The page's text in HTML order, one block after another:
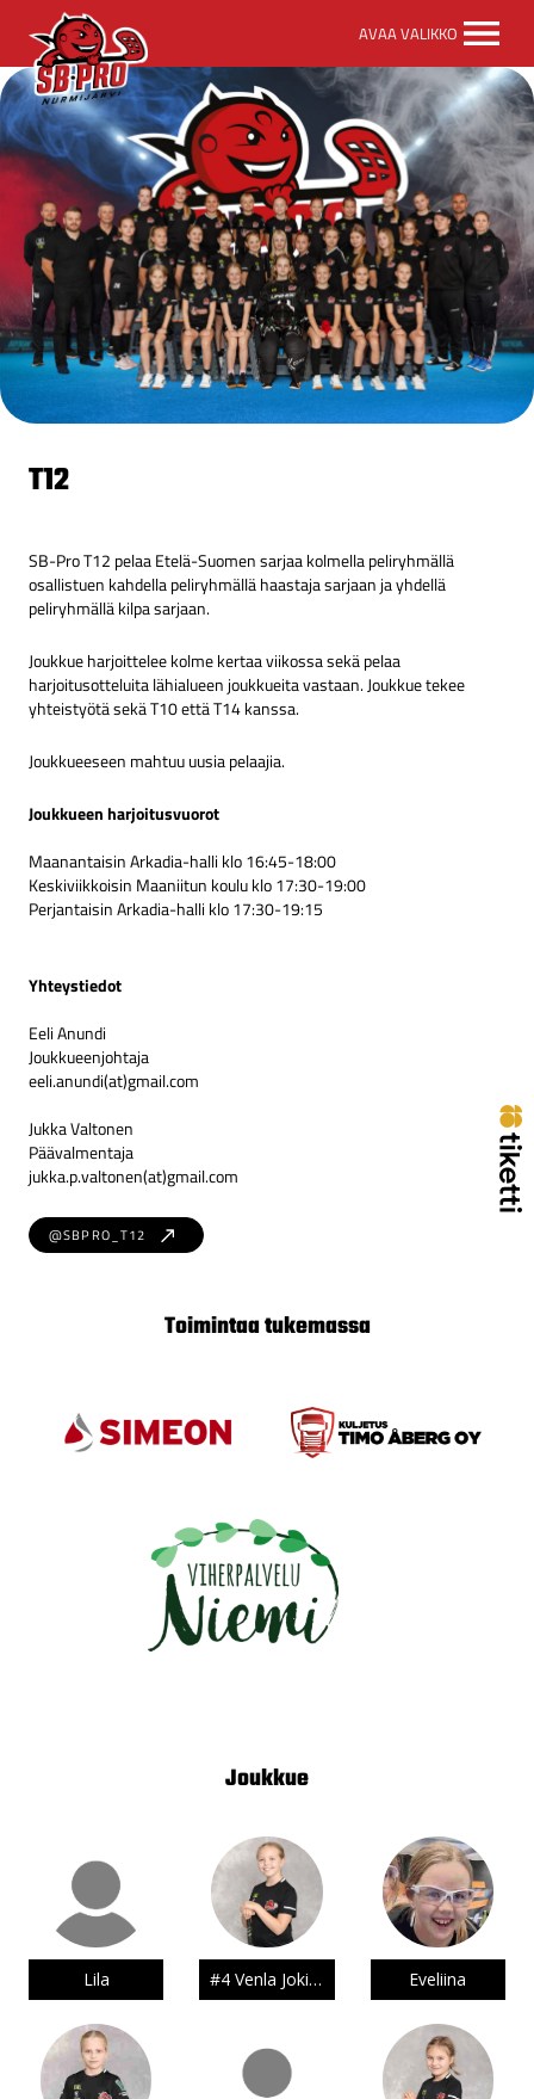
Pro
etusivulle
AVAA VALIKKO
T12
SB-Pro T12 pelaa Etelä-Suomen sarjaa kolmella peliryhmällä
osallistuen kahdella peliryhmällä haastaja sarjaan ja yhdellä
peliryhmällä kilpa sarjaan.
Joukkue harjoittelee kolme kertaa viikossa sekä pelaa
harjoitusotteluita lähialueen joukkueita vastaan. Joukkue tekee
yhteistyötä sekä T10 että T14 kanssa.
Joukkueeseen mahtuu uusia pelaajia.
Joukkueen harjoitusvuorot
Maanantaisin Arkadia-halli klo 16:45-18:00
Keskiviikkoisin Maaniitun koulu klo 17:30-19:00
Perjantaisin Arkadia-halli klo 17:30-19:15
Yhteystiedot
Eeli Anundi
Joukkueenjohtaja
eeli.anundi(at)gmail.com
Jukka Valtonen
Päävalmentaja
jukka.p.valtonen(at)gmail.com
@SBPRO_T12
Toimintaa tukemassa
Joukkue